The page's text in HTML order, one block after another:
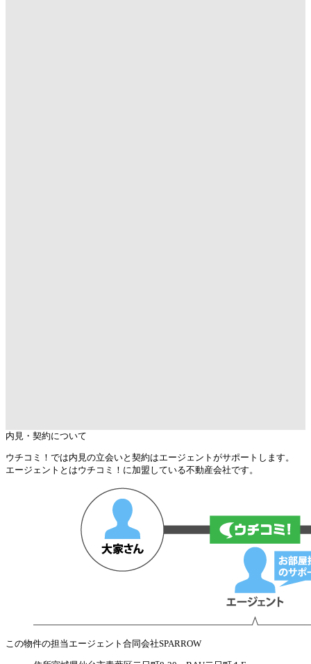
内見・契約について
ウチコミ！では内見の立会いと契約はエージェントがサポートします。
エージェントとはウチコミ！に加盟している不動産会社です。
この物件の担当エージェント 合同会社SPARROW